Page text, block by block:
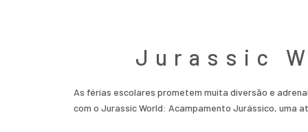
Jurassic
As férias escolares prometem muita diversão e
com o Jurassic World: Acampamento Jurássico, uma